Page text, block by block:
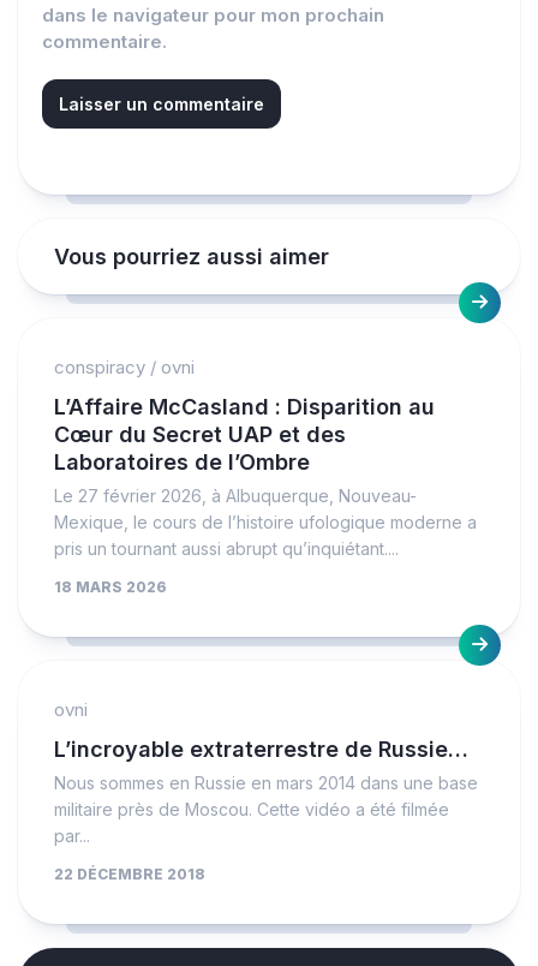
dans le navigateur pour mon prochain
commentaire.
Vous pourriez aussi aimer
conspiracy / ovni
L’Affaire McCasland : Disparition au
Cœur du Secret UAP et des
Laboratoires de l’Ombre
Le 27 février 2026, à Albuquerque, Nouveau-
Mexique, le cours de l’histoire ufologique moderne a
pris un tournant aussi abrupt qu’inquiétant....
18 MARS 2026
ovni
L’incroyable extraterrestre de Russie…
Nous sommes en Russie en mars 2014 dans une base
militaire près de Moscou. Cette vidéo a été filmée
par...
22 DÉCEMBRE 2018